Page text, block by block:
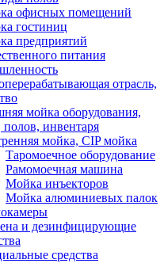
офисных помещений
гостиниц
предприятий
питания
отрасль,
мойка оборудования,
полов, инвентаря
мойка, CIP мойка
Таромоечное оборудование
Рамомоечная машина
Мойка инъекторов
Мойка алюминиевых палок
и дезинфицирующие
средства